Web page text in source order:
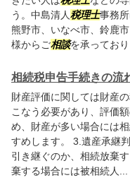
う。中島清人税理士事務
熊野市、いなべ市、鈴鹿
様からご相談を承っており
相続税申告手続きの流
財産評価に関しては財産
こなう必要があり、評価
め、財産が多い場合には
すめします。 3.遺産承継
引き継ぐのか、相続放棄
棄する場合には被相続人...